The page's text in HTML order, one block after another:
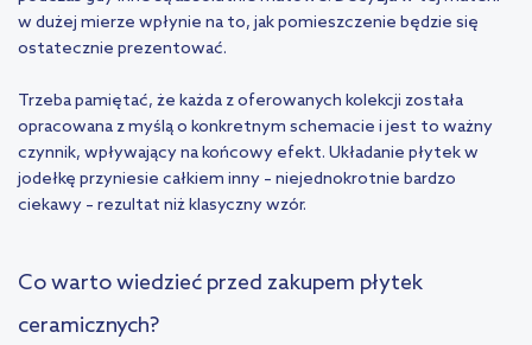
w dużej mierze wpłynie na to, jak pomieszczenie będzie się
ostatecznie prezentować.
Trzeba pamiętać, że każda z oferowanych kolekcji została
opracowana z myślą o konkretnym schemacie i jest to ważny
czynnik, wpływający na końcowy efekt. Układanie płytek w
jodełkę przyniesie całkiem inny – niejednokrotnie bardzo
ciekawy – rezultat niż klasyczny wzór.
Co warto wiedzieć przed zakupem płytek
ceramicznych?